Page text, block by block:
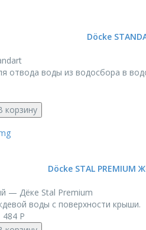
Döcke
отвода воды из водосбора в
корзину
Döcke STAL
— Дёке Stal Premium
воды с поверхности крыши.
484 Р